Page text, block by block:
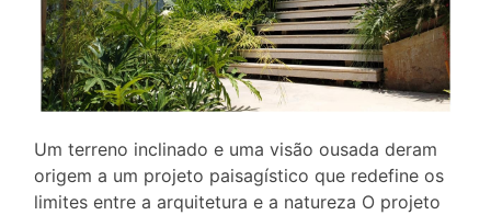
Um terreno inclinado e uma visão ousada deram
origem a um projeto paisagístico que redefine os
limites entre a arquitetura e a natureza O projeto